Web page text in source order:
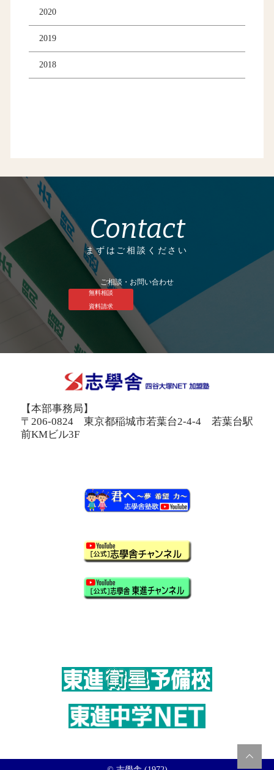
2020
2019
2018
Contact
まずはご相談ください
ご相談・お問い合わせ
無料相談
資料請求
【本部事務局】
〒206-0824 東京都稲城市若葉台2-4-4 若葉台駅
前KMビル3F